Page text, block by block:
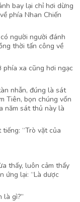
bay lại chỉ hơi dừng
phía Nhan Chiến
người người đánh
thời tấn công về
phía xa cũng hơi ngạc
nhẫn, đúng là sát
Tiên, bọn chúng vốn
năm sát thủ này là
“Trò vặt của
thấy, luôn cảm thấy
ứng lại: “Là dược
là gì?”